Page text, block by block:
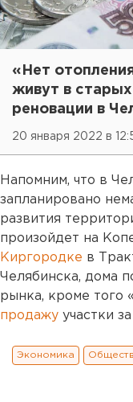
«Нет
живут в
реновации в
20 января 2022 в
Напомним, что в
запланировано
развития
произойдет на
Киргородке в
Челябинска, дома
рынка, кроме того
продажу участки
Экономика